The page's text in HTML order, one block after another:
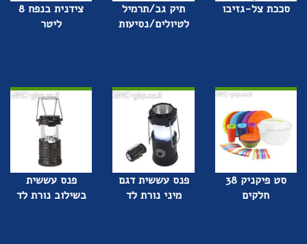
סככת צל-גזיבו
תיק גב/תרמיל
לטיולים/נסיעות
צידנית בנפח 8
ליטר
סט פיקניק 38
חלקים
פנס עששית דגם
מיני נורת לד
פנס עששית
בשילוב נורת לד